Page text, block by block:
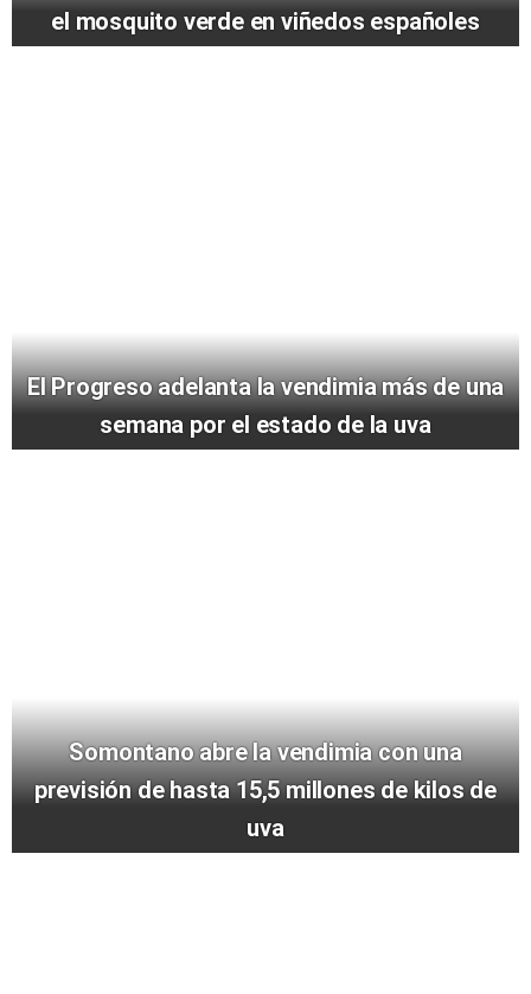
el mosquito verde en viñedos españoles
El Progreso adelanta la vendimia más de una
semana por el estado de la uva
Somontano abre la vendimia con una
previsión de hasta 15,5 millones de kilos de
uva